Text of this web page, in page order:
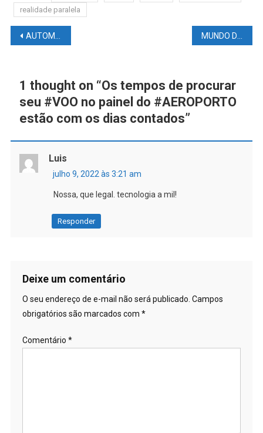
realidade paralela
Navegação
Post
AUTOMOBILISMO NEWS – F1: GP da Áustria – Confira aqui Todo O Final De Semana Em Um Único Link
1 thought on “Os tempos de procurar
seu #VOO no painel do #AEROPORTO
estão com os dias contados”
Luis
julho 9, 2022 às 3:21 am
Nossa, que legal. tecnologia a mil!
Responder
Deixe um comentário
O seu endereço de e-mail não será publicado. Campos
obrigatórios são marcados com *
Comentário *